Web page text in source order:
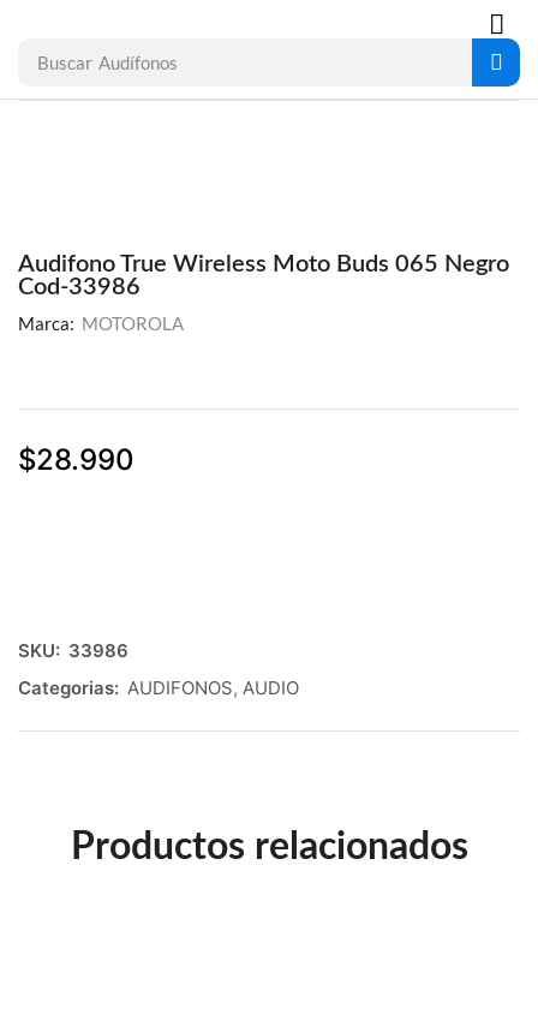
Buscar Audífonos
Audifono True Wireless Moto Buds 065 Negro
Cod-33986
Marca: MOTOROLA
$28.990
SKU: 33986
Categorias: AUDIFONOS, AUDIO
Productos relacionados